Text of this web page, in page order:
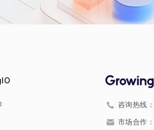
咨询热线：
市场合作：